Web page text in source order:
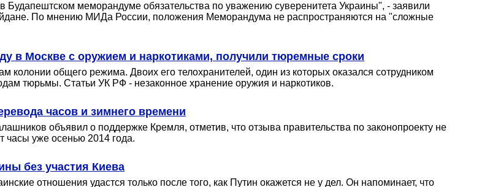
меморандуме обязательства по уважению суверенитета Украины", - заявили
По мнению МИДа России, положения Меморандума не распространяются на "сложные
в Москве с оружием и наркотиками, получили тюремные сроки
общего режима. Двоих его телохранителей, один из которых оказался сотрудником
тюрьмы. Статьи УК РФ - незаконное хранение оружия и наркотиков.
часов и зимнего времени
объявил о поддержке Кремля, отметив, что отзыва правительства по законопроекту не
часы уже осенью 2014 года.
без участия Киева
отношения удастся только после того, как Путин окажется не у дел. Он напоминает, что